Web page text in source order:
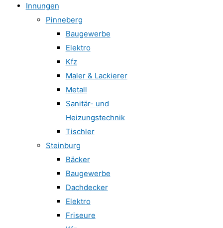
Innungen
Pinneberg
Baugewerbe
Elektro
Kfz
Maler & Lackierer
Metall
Sanitär- und
Heizungstechnik
Tischler
Steinburg
Bäcker
Baugewerbe
Dachdecker
Elektro
Friseure